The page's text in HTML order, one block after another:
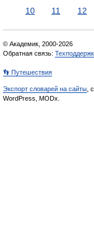
10
11 12
© Академик, 2000-2026
Обратная связь:
👣 Путешествия
Экспорт словарей на сайты ,
WordPress, MODx.